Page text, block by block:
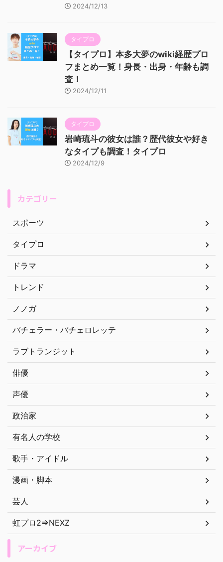
2024/12/13
タイプロ
【タイプロ】本多大夢のwiki経歴プロ
フまとめ一覧！身長・出身・年齢も調
査！
2024/12/11
タイプロ
岩崎琉斗の彼女は誰？歴代彼女や好き
なタイプも調査！タイプロ
2024/12/9
カテゴリー
スポーツ
タイプロ
ドラマ
トレンド
ノノガ
バチェラー・バチェロレッテ
ラブトランジット
俳優
声優
政治家
有名人の学校
歌手・アイドル
漫画・脚本
芸人
虹プロ2⇒NEXZ
アーカイブ